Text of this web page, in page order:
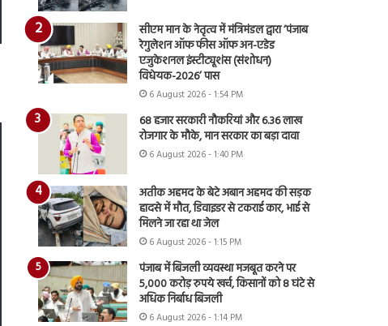
सीएम मान के नेतृत्व में मंत्रिमंडल द्वारा ‘पंजाब
रेगुलेशन ऑफ फीस ऑफ अन-एडेड
एजुकेशनल इंस्टीट्यूशंस (संशोधन)
विधेयक-2026’ पास
6 August 2026 - 1:54 PM
68 हजार सरकारी नौकरियां और 6.36 लाख
रोजगार के मौके, मान सरकार का बड़ा दावा
6 August 2026 - 1:40 PM
अतीक अहमद के बेटे अबान अहमद की सड़क
हादसे में मौत, डिवाइडर से टकराई कार, भाई से
मिलने जा रहा था जेल
6 August 2026 - 1:15 PM
पंजाब में बिजली व्यवस्था मजबूत करने पर
5,000 करोड़ रुपये खर्च, किसानों को 8 घंटे से
अधिक निर्बाध बिजली
6 August 2026 - 1:14 PM